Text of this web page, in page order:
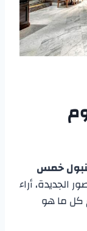
خمس
الجديدة، أراء
ع كل ما هو